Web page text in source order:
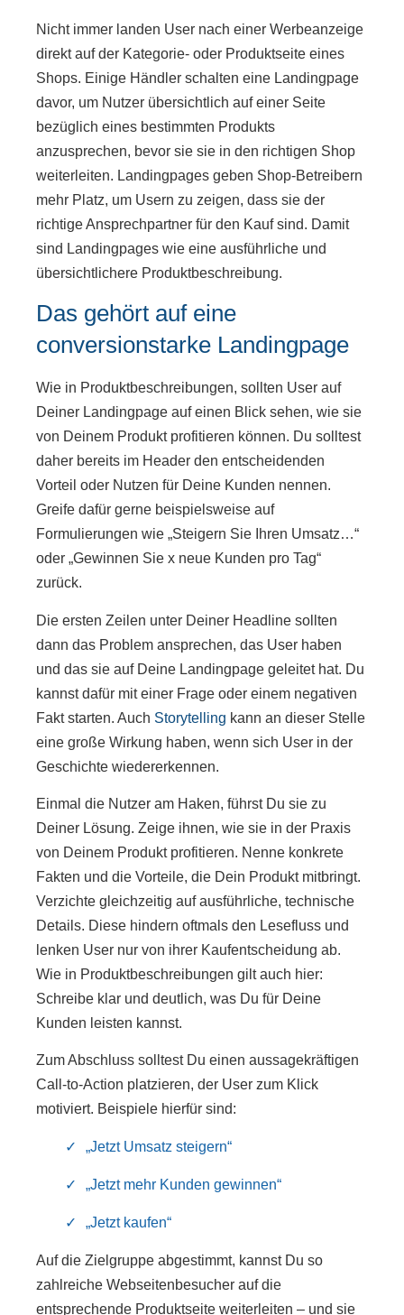
Nicht immer landen User nach einer Werbeanzeige
direkt auf der Kategorie- oder Produktseite eines
Shops. Einige Händler schalten eine Landingpage
davor, um Nutzer übersichtlich auf einer Seite
bezüglich eines bestimmten Produkts
anzusprechen, bevor sie sie in den richtigen Shop
weiterleiten. Landingpages geben Shop-Betreibern
mehr Platz, um Usern zu zeigen, dass sie der
richtige Ansprechpartner für den Kauf sind. Damit
sind Landingpages wie eine ausführliche und
übersichtlichere Produktbeschreibung.
Das gehört auf eine
conversionstarke Landingpage
Wie in Produktbeschreibungen, sollten User auf
Deiner Landingpage auf einen Blick sehen, wie sie
von Deinem Produkt profitieren können. Du solltest
daher bereits im Header den entscheidenden
Vorteil oder Nutzen für Deine Kunden nennen.
Greife dafür gerne beispielsweise auf
Formulierungen wie „Steigern Sie Ihren Umsatz…“
oder „Gewinnen Sie x neue Kunden pro Tag“
zurück.
Die ersten Zeilen unter Deiner Headline sollten
dann das Problem ansprechen, das User haben
und das sie auf Deine Landingpage geleitet hat. Du
kannst dafür mit einer Frage oder einem negativen
Fakt starten. Auch Storytelling kann an dieser Stelle
eine große Wirkung haben, wenn sich User in der
Geschichte wiedererkennen.
Einmal die Nutzer am Haken, führst Du sie zu
Deiner Lösung. Zeige ihnen, wie sie in der Praxis
von Deinem Produkt profitieren. Nenne konkrete
Fakten und die Vorteile, die Dein Produkt mitbringt.
Verzichte gleichzeitig auf ausführliche, technische
Details. Diese hindern oftmals den Lesefluss und
lenken User nur von ihrer Kaufentscheidung ab.
Wie in Produktbeschreibungen gilt auch hier:
Schreibe klar und deutlich, was Du für Deine
Kunden leisten kannst.
Zum Abschluss solltest Du einen aussagekräftigen
Call-to-Action platzieren, der User zum Klick
motiviert. Beispiele hierfür sind:
„Jetzt Umsatz steigern“
„Jetzt mehr Kunden gewinnen“
„Jetzt kaufen“
Auf die Zielgruppe abgestimmt, kannst Du so
zahlreiche Webseitenbesucher auf die
entsprechende Produktseite weiterleiten – und sie